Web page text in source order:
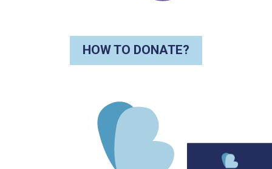
HOW TO DONATE?